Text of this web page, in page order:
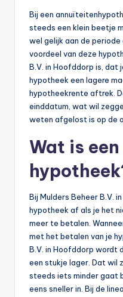
Bij een
steeds een klein beetje
wel gelijk aan de
voordeel van deze
B.V. in Hoofddorp is, dat
hypotheek een lagere
hypotheekrente aftrek.
einddatum, wat wil
weten afgelost is op de
Wat is
Bij Mulders Beheer B.V.
hypotheek af als je het
meer te betalen.
met het betalen van je
B.V. in Hoofddorp wordt
een stukje lager. Dat wil
steeds iets minder gaat
eens sneller in. Bij de